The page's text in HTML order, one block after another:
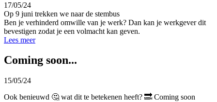
17/05/24
Op 9 juni trekken we naar de stembus
Ben je verhinderd omwille van je werk? Dan kan je werkgever dit
bevestigen zodat je een volmacht kan geven.
Lees meer
Coming soon...
15/05/24
Ook benieuwd 🤔 wat dit te betekenen heeft? 🔜 Coming soon